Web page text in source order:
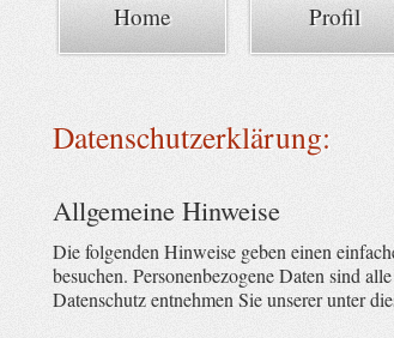
Home Profil
Datenschutzerklärung:
Allgemeine Hinweise
Die folgenden Hinweise geben einen
besuchen. Personenbezogene Daten sind
Datenschutz entnehmen Sie unserer unter